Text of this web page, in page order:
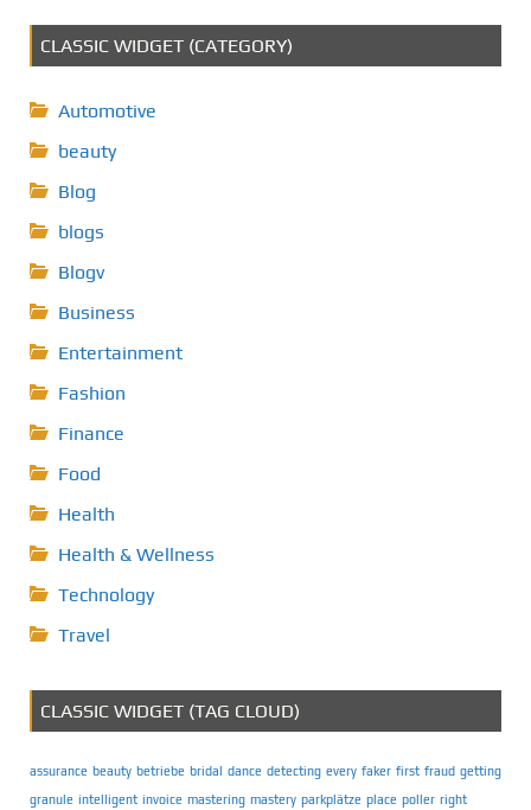
CLASSIC WIDGET (CATEGORY)
Automotive
beauty
Blog
blogs
Blogv
Business
Entertainment
Fashion
Finance
Food
Health
Health & Wellness
Technology
Travel
CLASSIC WIDGET (TAG CLOUD)
assurance beauty betriebe bridal dance detecting every faker first fraud getting
granule intelligent invoice mastering mastery parkplätze place poller right